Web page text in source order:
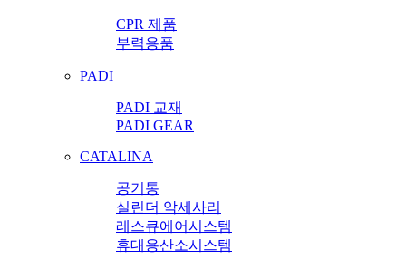
CPR 제품
부력용품
PADI
PADI 교재
PADI GEAR
CATALINA
공기통
실린더 악세사리
레스큐에어시스템
휴대용산소시스템